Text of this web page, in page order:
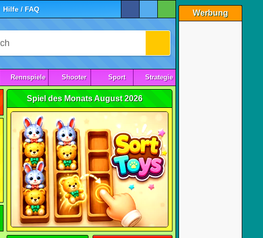
Werbung
Hilfe / FAQ
Rennspiele Shooter Sport Strategie
Spiel des Monats August 2026